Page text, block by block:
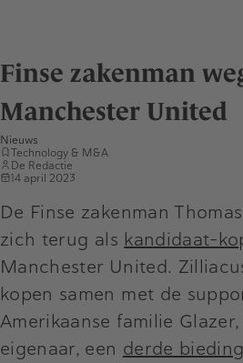
Finse zakenman
Manchester United
Nieuws
Technology & M&A
De Redactie
14 april 2023
De Finse zakenman
zich terug als kandidaat-
Manchester United.
kopen samen met de
Amerikaanse familie
eigenaar, een derde